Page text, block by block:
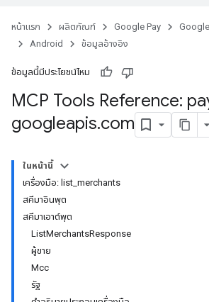
หน้าแรก ผลิตภัณฑ์ Google Pay
Android
ข้อมูลอ้างอิง
ข้อมูลนี้มีประโยชน์ไหม
MCP Tools Reference:
googleapis.com
ในหน้านี้
เครื่องมือ: list_merchants
สคีมาอินพุต
สคีมาเอาต์พุต
ListMerchantsResponse
ผู้ขาย
Mcc
รัฐ